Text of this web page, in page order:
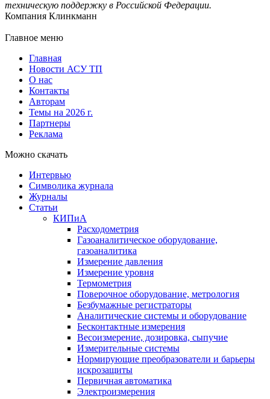
техническую поддержку в Российской Федерации.
Компания Клинкманн
Главное меню
Главная
Новости АСУ ТП
О нас
Контакты
Авторам
Темы на 2026 г.
Партнеры
Реклама
Можно скачать
Интервью
Символика журнала
Журналы
Статьи
КИПиА
Расходометрия
Газоаналитическое оборудование,
газоаналитика
Измерение давления
Измерение уровня
Термометрия
Поверочное оборудование, метрология
Безбумажные регистраторы
Аналитические системы и оборудование
Бесконтактные измерения
Весоизмерение, дозировка, сыпучие
Измерительные системы
Нормирующие преобразователи и барьеры
искрозащиты
Первичная автоматика
Электроизмерения